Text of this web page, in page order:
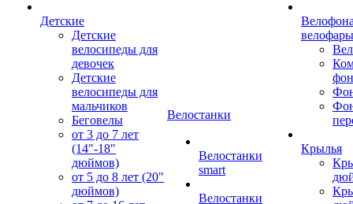
Детские
Детские
велосипеды для
девочек
Детские
велосипеды для
мальчиков
Беговелы
от 3 до 7 лет
(14"-18"
дюймов)
от 5 до 8 лет (20"
дюймов)
Велостанки
Велостанки
smart
Велостанки
велофары
Крылья